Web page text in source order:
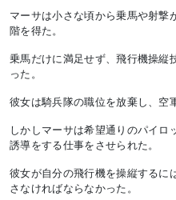
マーサは小さな頃から乗馬や射撃
階を得た。
乗馬だけに満足せず、飛行機操縦
った。
彼女は騎兵隊の職位を放棄し、空
しかしマーサは希望通りのパイ
誘導をする仕事をさせられた。
彼女が自分の飛行機を操縦するに
さなければならなかった。